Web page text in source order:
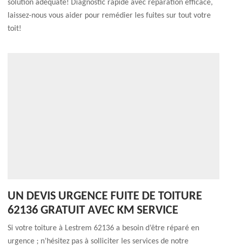
solution adéquate! Diagnostic rapide avec réparation efficace,
laissez-nous vous aider pour remédier les fuites sur tout votre
toit!
UN DEVIS URGENCE FUITE DE TOITURE
62136 GRATUIT AVEC KM SERVICE
Si votre toiture à Lestrem 62136 a besoin d’être réparé en
urgence ; n’hésitez pas à solliciter les services de notre